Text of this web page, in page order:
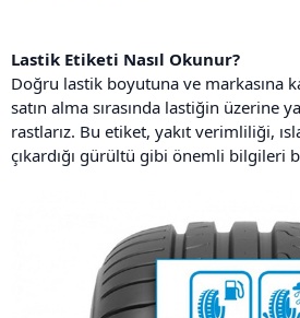
Lastik Etiketi Nasıl Okunur?
Doğru lastik boyutuna ve markasına
satın alma sırasında lastiğin üzerine
rastlarız. Bu etiket, yakıt verimliliği,
çıkardığı gürültü gibi önemli bilgileri